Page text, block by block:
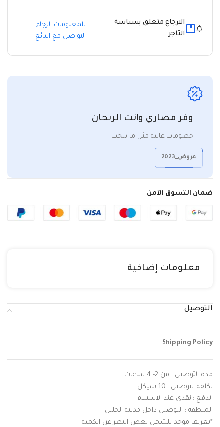
الارجاع متعلق بسياسة
التاجر
للمعلومات الرجاء
التواصل مع البائع
وفر مصاري وانت الربحان
خصومات عالية مثل ما بتحب
عروض_2023
ضمان التسوق الآمن
معلومات إضافية
التوصيل
Shipping Policy
مدة التوصيل : من 2- 4 ساعات
تكلفة التوصيل : 10 شيكل
الدفع : نقدي عند الاستلام
المنطقة : التوصيل داخل مدينة الخليل
*تعريف موحد للشحن بغض النظر عن الكمية